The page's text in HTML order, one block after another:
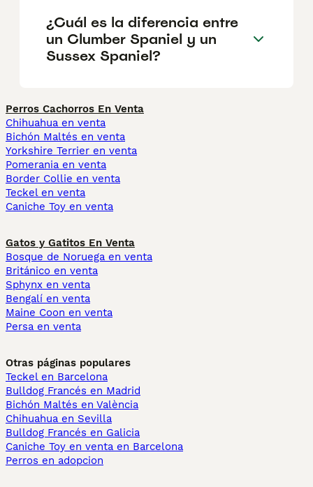
¿Cuál es la diferencia entre
un Clumber Spaniel y un
Sussex Spaniel?
Perros Cachorros En Venta
Chihuahua en venta
Bichón Maltés en venta
Yorkshire Terrier en venta
Pomerania en venta
Border Collie en venta
Teckel en venta
Caniche Toy en venta
Gatos y Gatitos En Venta
Bosque de Noruega en venta
Británico en venta
Sphynx en venta
Bengalí en venta
Maine Coon en venta
Persa en venta
Otras páginas populares
Teckel en Barcelona
Bulldog Francés en Madrid
Bichón Maltés en València
Chihuahua en Sevilla
Bulldog Francés en Galicia
Caniche Toy en venta en Barcelona
Perros en adopcion